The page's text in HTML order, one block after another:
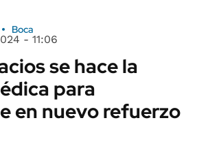
Boca
- 11:06
se hace la
para
en nuevo refuerzo